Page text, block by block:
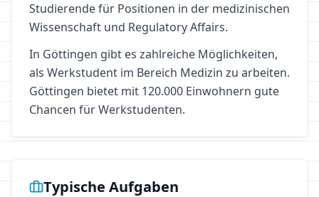
Studierende für Positionen in der medizinischen
Wissenschaft und Regulatory Affairs.
In Göttingen gibt es zahlreiche Möglichkeiten,
als Werkstudent im Bereich Medizin zu arbeiten.
Göttingen bietet mit 120.000 Einwohnern gute
Chancen für Werkstudenten.
Typische Aufgaben